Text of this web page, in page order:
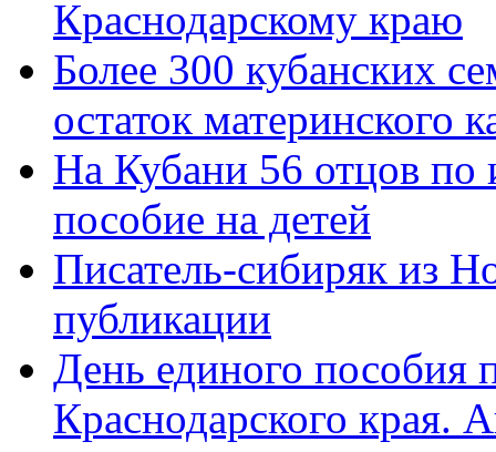
Краснодарскому краю
Более 300 кубанских
остаток материнского
На Кубани 56 отцов по
пособие на детей
Писатель-сибиряк из
публикации
День единого пособия
Краснодарского края.